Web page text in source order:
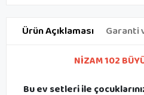
Ürün Açıklaması Garanti
NİZAM 102
Bu ev setleri ile